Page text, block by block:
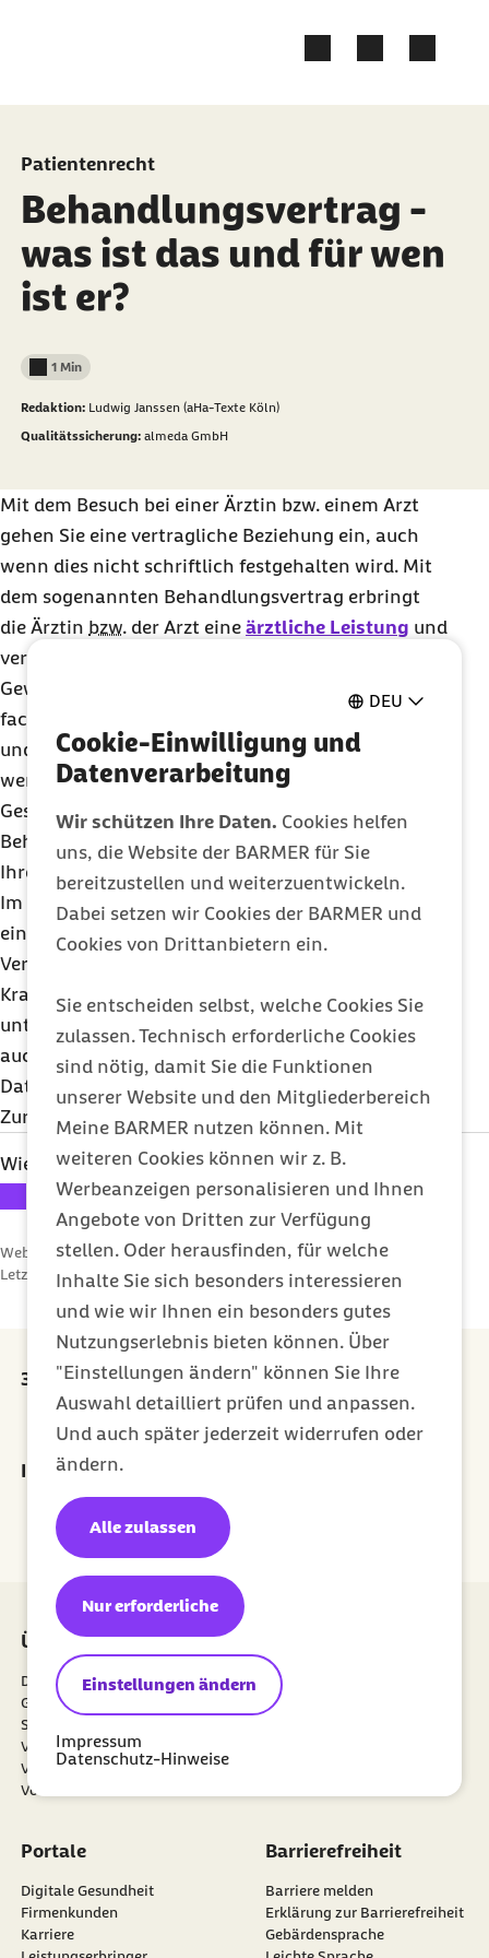
DEU
Cookie-Einwilligung und
Datenverarbeitung
Wir schützen Ihre Daten. Cookies helfen
uns, die Website der BARMER für Sie
bereitzustellen und weiterzuentwickeln.
Dabei setzen wir Cookies der BARMER und
Cookies von Drittanbietern ein.
Sie entscheiden selbst, welche Cookies Sie
zulassen. Technisch erforderliche Cookies
sind nötig, damit Sie die Funktionen
unserer Website und den Mitgliederbereich
Meine BARMER nutzen können. Mit
weiteren Cookies können wir z. B.
Werbeanzeigen personalisieren und Ihnen
Angebote von Dritten zur Verfügung
stellen. Oder herausfinden, für welche
Inhalte Sie sich besonders interessieren
und wie wir Ihnen ein besonders gutes
Nutzungserlebnis bieten können. Über
"Einstellungen ändern" können Sie Ihre
Auswahl detailliert prüfen und anpassen.
Und auch später jederzeit widerrufen oder
ändern.
Einstellungen ändern
Nur erforderliche
Alle zulassen
Impressum
Datenschutz-Hinweise
Patientenrecht
Behandlungsvertrag -
was ist das und für wen
ist er?
Lesedauer weniger als
1 Min
Redaktion: Ludwig Janssen (aHa-Texte Köln)
Qualitätssicherung: almeda GmbH
Mit dem Besuch bei einer Ärztin bzw. einem Arzt
gehen Sie eine vertragliche Beziehung ein, auch
wenn dies nicht schriftlich festgehalten wird. Mit
dem sogenannten Behandlungsvertrag erbringt
die Ärztin bzw. der Arzt eine ärztliche Leistung und
verpflichtet sich, Sie nach bestem Wissen und
Gewissen nach den allgemein anerkannten
fachlichen Standards zu behandeln. Die Rechte
und Pflichten aus diesem Behandlungsvertrag
werden grundsätzlich nach dem Bürgerlichen
Gesetzbuch (BGB) geregelt, die benötigten
Behandlungsleistungen erhalten Sie nach Vorlage
Ihrer Versichertenkarte.
Im Krankenhaus bekommen Sie bei der Aufnahme
einen Behandlungsvertrag über die allgemeinen
Vertragsbedingungen des jeweiligen
Krankenhauses (AVB) vorgelegt, der
unterschrieben werden muss. Zumeist sind darin
auch Regelungen zur Hausordnung und zur
Datenverarbeitung beschrieben.
Zurück zu den Patientenrechten von A-Z
Wie bewerten Sie diesen Artikel?
Ihre Bewertung: 1 Stern
Ihre Bewertung: 2 Sterne
Ihre Bewertung: 3 Sterne
Ihre Bewertung: 4 Sterne
Ihre Bewertung: 5 Sterne
Webcode: s000349
Letzte Aktualisierung: 01.03.2013
30 Euro Prämie für jede erfolgreiche Empfehlung
externer Link:
Prämie sichern
Ihr Newsletter für ein gesünderes Leben
Jetzt abonnieren
Über uns
Die Barmer
Gesundheitsdatennutzung
Satzung
Verantwortung
Verwaltungsrat
Vorstand
Meine Barmer
Mitglied werden
Portale
Digitale Gesundheit
Firmenkunden
Karriere
Barrierefreiheit
Barriere melden
Erklärung zur Barrierefreiheit
Gebärdensprache